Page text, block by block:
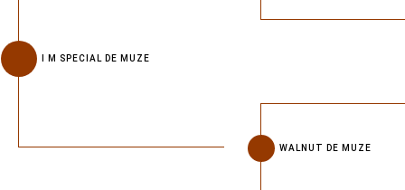
I M SPECIAL DE MUZE
WALNUT DE MUZE